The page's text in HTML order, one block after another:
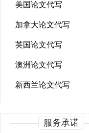
美国论文代写
加拿大论文代写
英国论文代写
澳洲论文代写
新西兰论文代写
服务承诺